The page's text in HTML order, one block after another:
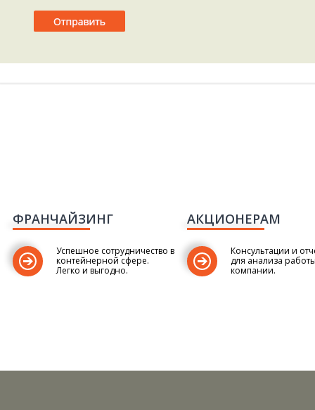
ФРАНЧАЙЗИНГ
Успешное сотрудничество в
контейнерной сфере.
Легко и выгодно.
АКЦИОНЕРАМ
Консультации и
для анализа
компании.